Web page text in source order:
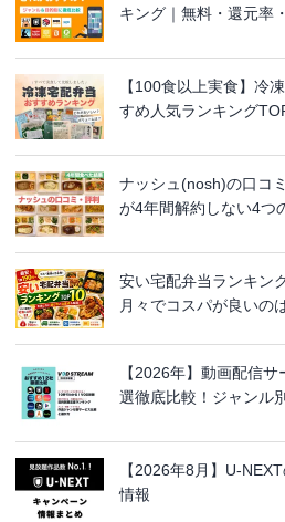
キング｜無料・還元率
【100食以上実食】冷
すめ人気ランキング
ナッシュ(nosh)の口コ
が4年間解約しない4つ
安い宅配弁当ランキン
月々でコスパが良いの
【2026年】動画配信
選徹底比較！ジャンル
【2026年8月】U-
情報